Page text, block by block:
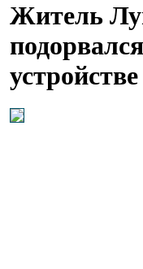
Житель
устройстве